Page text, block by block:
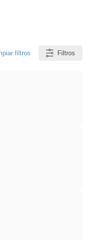
filtros Filtros